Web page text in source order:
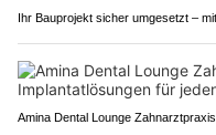
Ihr Bauprojekt sicher umgesetzt –
Amina Dental Lounge